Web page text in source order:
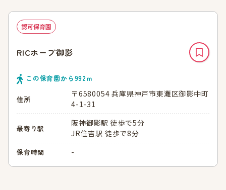
認可保育園
RICホープ御影
この保育園から992ｍ
住所
〒6580054 兵庫県神戸市東灘区御影中町
4-1-31
最寄り駅
阪神御影駅 徒歩で5分
JR住吉駅 徒歩で8分
保育時間 -